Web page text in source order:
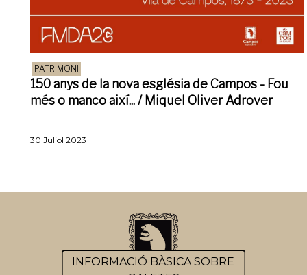
PATRIMONI
150 anys de la nova església de Campos - Fou
més o manco així... / Miquel Oliver Adrover
30 Juliol 2023
INFORMACIÓ BÀSICA SOBRE